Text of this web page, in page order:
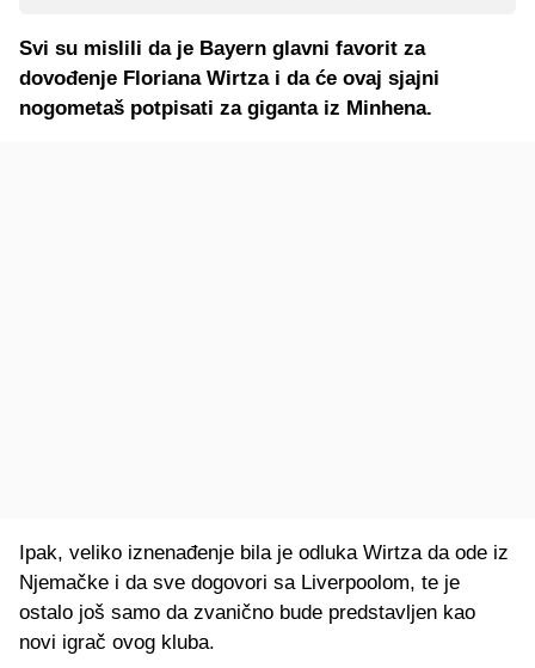
Svi su mislili da je Bayern glavni favorit za
dovođenje Floriana Wirtza i da će ovaj sjajni
nogometaš potpisati za giganta iz Minhena.
Ipak, veliko iznenađenje bila je odluka Wirtza da ode iz
Njemačke i da sve dogovori sa Liverpoolom, te je
ostalo još samo da zvanično bude predstavljen kao
novi igrač ovog kluba.